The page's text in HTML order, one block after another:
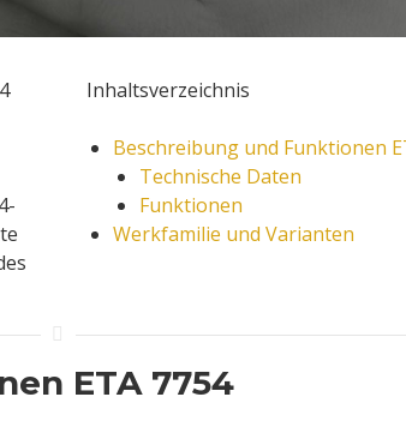
Inhaltsverzeichnis
Beschreibung und Funktionen
Technische Daten
Funktionen
Werkfamilie und Varianten
ETA 7754